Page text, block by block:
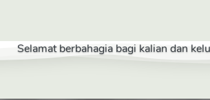
Selamat berbahagia bagi kalian dan